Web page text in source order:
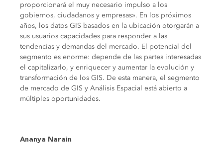
proporcionará el muy necesario impulso a los
gobiernos, ciudadanos y empresas». En los próximos
años, los datos GIS basados ​​en la ubicación otorgarán a
sus usuarios capacidades para responder a las
tendencias y demandas del mercado. El potencial del
segmento es enorme: depende de las partes interesadas
el capitalizarlo, y enriquecer y aumentar la evolución y
transformación de los GIS. De esta manera, el segmento
de mercado de GIS y Análisis Espacial está abierto a
múltiples oportunidades.
Ananya Narain